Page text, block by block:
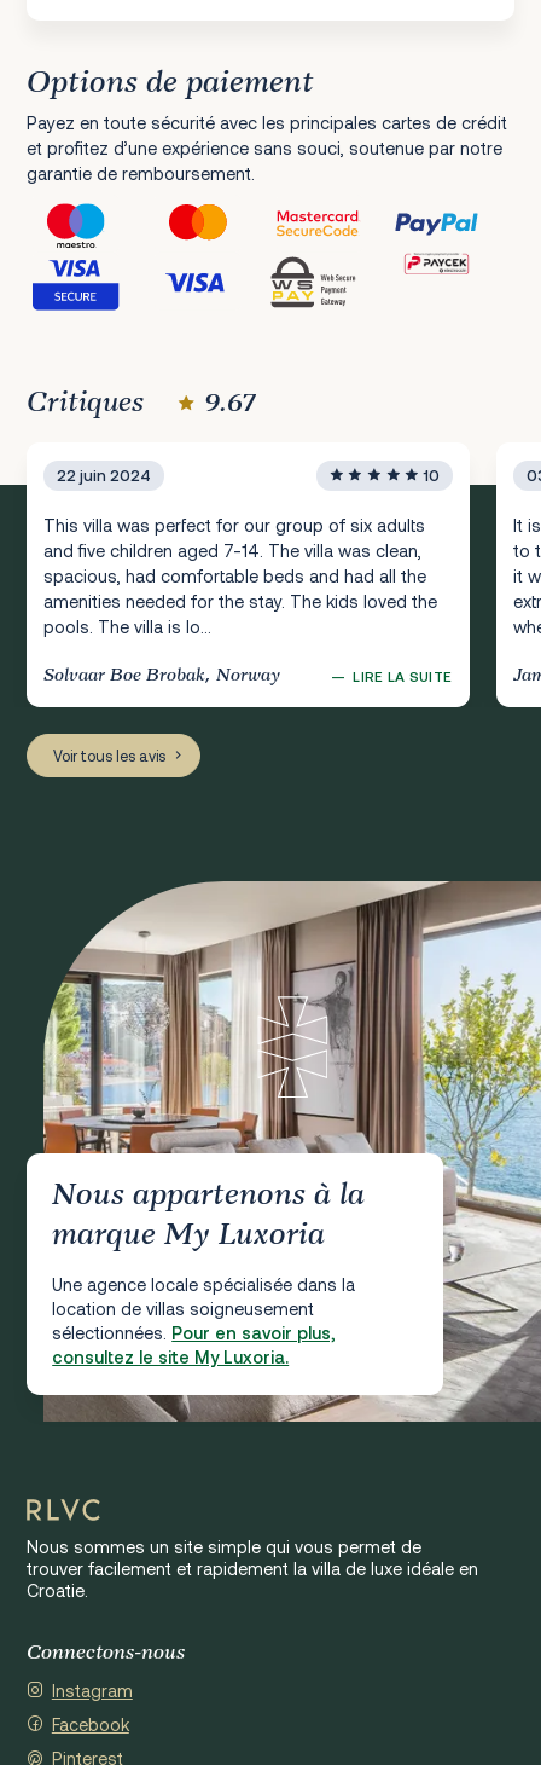
Options de paiement
Payez en toute sécurité avec les principales cartes de crédit
et profitez d’une expérience sans souci, soutenue par notre
garantie de remboursement.
Critiques 9.67
22 juin 2024 10
This villa was perfect for our group of six adults
and five children aged 7-14. The villa was clean,
spacious, had comfortable beds and had all the
amenities needed for the stay. The kids loved the
pools. The villa is lo...
Solvaar Boe Brobak, Norway — LIRE LA SUITE
It
to
it
Voir tous les avis
Nous appartenons à la
marque My Luxoria
Une agence locale spécialisée dans la
location de villas soigneusement
sélectionnées. Pour en savoir plus,
consultez le site My Luxoria.
Nous sommes un site simple qui vous permet de
trouver facilement et rapidement la villa de luxe idéale en
Croatie.
Connectons-nous
Instagram
Facebook
Pinterest